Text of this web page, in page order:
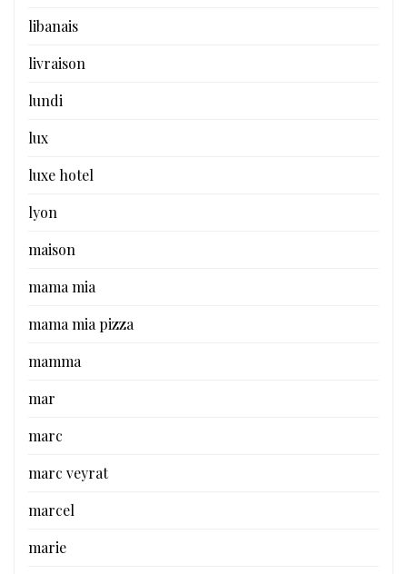
libanais
livraison
lundi
lux
luxe hotel
lyon
maison
mama mia
mama mia pizza
mamma
mar
marc
marc veyrat
marcel
marie